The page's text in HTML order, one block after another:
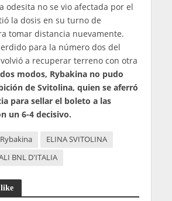
odesita no se vio afectada por el
la dosis en su turno de
tomar distancia nuevamente.
para la número dos del
a recuperar terreno con otra
modos, Rybakina no pudo
de Svitolina, quien se aferró
para sellar el boleto a las
un 6-4 decisivo.
ELINA SVITOLINA
BNL D'ITALIA